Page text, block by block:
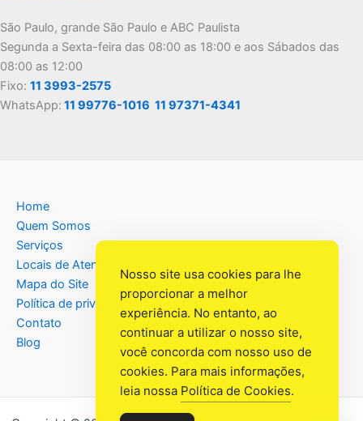
São Paulo, grande São Paulo e ABC Paulista
Segunda a Sexta-feira das 08:00 as 18:00 e aos Sábados das
08:00 as 12:00
Fixo: 11 3993-2575
WhatsApp: 11 99776-1016 11 97371-4341
Home
Quem Somos
Serviços
Locais de Atendimento
Mapa do Site
Política de privacidade
Contato
Blog
Nosso site usa cookies para lhe
proporcionar a melhor
experiência. No entanto, ao
continuar a utilizar o nosso site,
você concorda com nosso uso de
cookies. Para mais informações,
leia nossa Política de Cookies.